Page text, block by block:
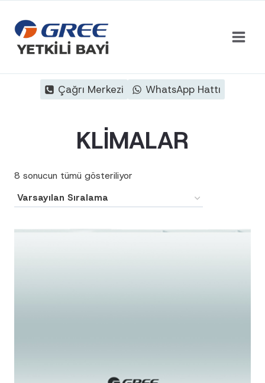
content
Çağrı Merkezi WhatsApp Hattı
KLİMALAR
8 sonucun tümü gösteriliyor